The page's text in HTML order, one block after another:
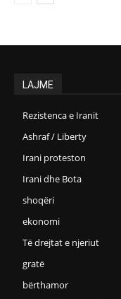
LAJME
Rezistenca e Iranit
Ashraf / Liberty
Irani proteston
Irani dhe Bota
shoqëri
ekonomi
Të drejtat e njeriut
gratë
bërthamor